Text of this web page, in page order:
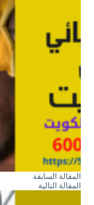
المقالة السابقة
المقالة التالية